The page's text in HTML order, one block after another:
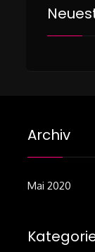
Archiv
Mai 2020